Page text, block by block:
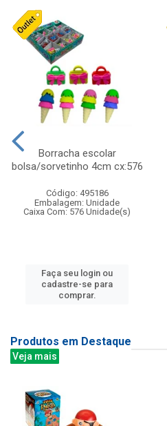
Borracha escolar
bolsa/sorvetinho 4cm cx:576
Código: 495186
Embalagem: Unidade
Caixa Com: 576 Unidade(s)
Faça seu login ou
cadastre-se para
comprar.
Produtos em Destaque
Veja mais